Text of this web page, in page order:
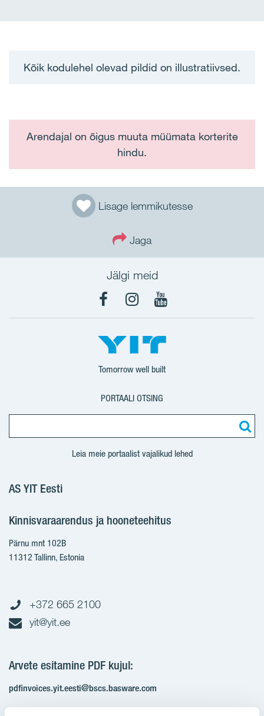
Lisage lemmikutesse
Jaga
Kõik kodulehel olevad pildid on illustratiivsed.
Arendajal on õigus muuta müümata korterite
hindu.
Jälgi meid
FacebookInstagram
YouTube
Tomorrow well built
PORTAALI OTSING
Leia meie portaalist vajalikud lehed
AS YIT Eesti
Kinnisvaraarendus ja hooneteehitus
Pärnu mnt 102B
11312 Tallinn, Estonia
+372 665 2100
yit@yit.ee
Arvete esitamine PDF kujul:
pdfinvoices.yit.eesti@bscs.basware.com